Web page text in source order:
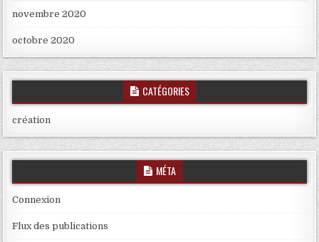
novembre 2020
octobre 2020
CATÉGORIES
création
MÉTA
Connexion
Flux des publications